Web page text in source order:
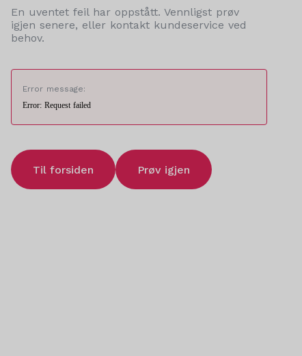
En uventet feil har oppstått. Vennligst prøv
igjen senere, eller kontakt kundeservice ved
behov.
Error message:
Error: Request failed
Til forsiden Prøv igjen